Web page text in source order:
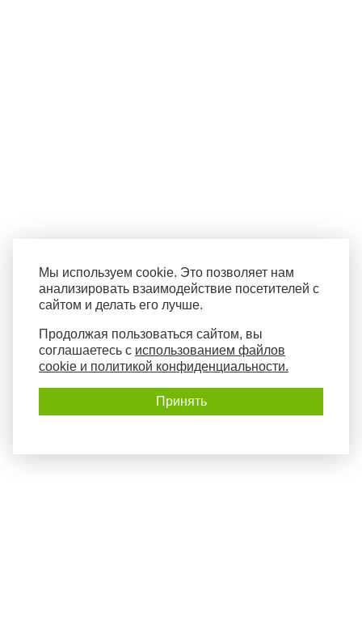
Мы используем cookie. Это позволяет нам
анализировать взаимодействие посетителей с
сайтом и делать его лучше.
Продолжая пользоваться сайтом, вы
соглашаетесь с использованием файлов
cookie и политикой конфиденциальности.
Принять